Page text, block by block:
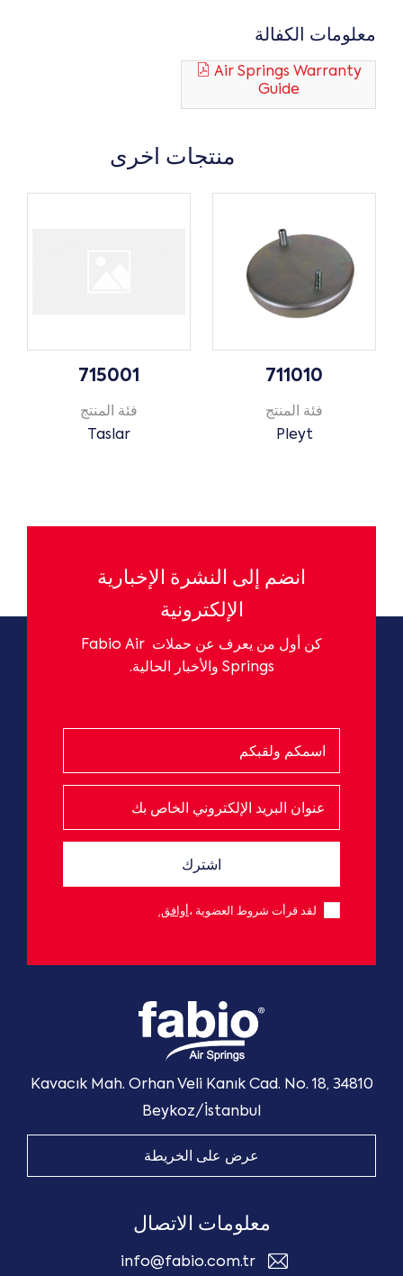
معلومات الكفالة
Guide
منتجات اخرى
711010
فئة المنتج
Pleyt
715001
فئة المنتج
Taslar
انضم إلى النشرة الإخبارية
الإلكترونية
كن أول من يعرف عن حملات Fabio Air
Springs والأخبار الحالية.
اشترك
لقد قرأت شروط العضوية ، أوافق.
Kavacık Mah. Orhan Veli Kanık Cad. No. 18, 34810
Beykoz/İstanbul
عرض على الخريطة
معلومات الاتصال
info@fabio.com.tr